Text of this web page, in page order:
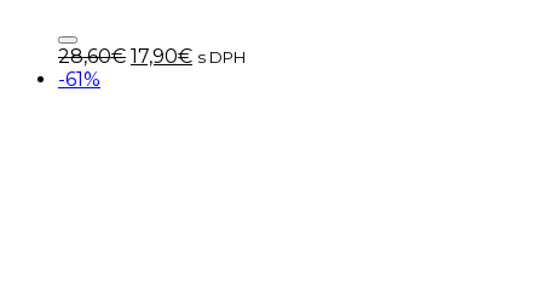
28,60€ Pôvodná
17,90€Aktuálna
s DPH
-61%